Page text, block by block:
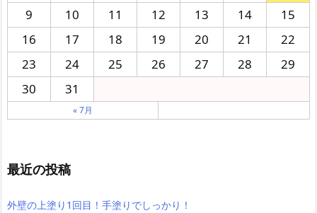
9
10 11 12 13 14
15
16
17 18 19 20 21
22
23
24 25 26 27 28
29
30
31
« 7月
最近の投稿
外壁の上塗り1回目！手塗りでしっかり！